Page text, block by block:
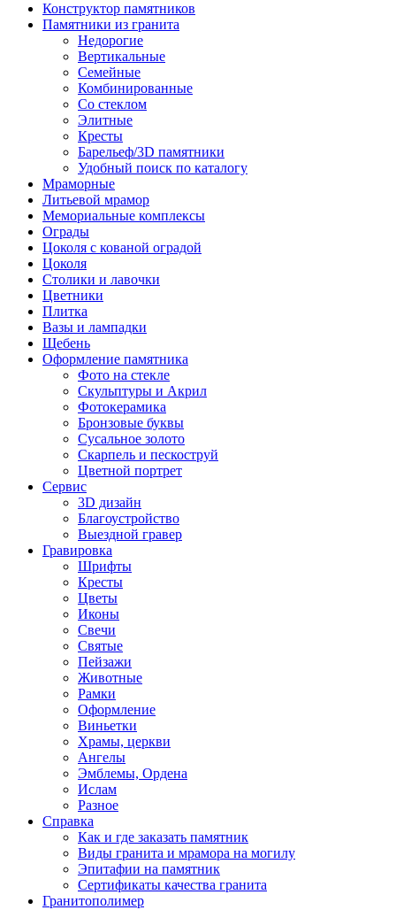
Конструктор памятников
Памятники из гранита
Недорогие
Вертикальные
Семейные
Комбинированные
Со стеклом
Элитные
Кресты
Барельеф/3D памятники
Удобный поиск по каталогу
Мраморные
Литьевой мрамор
Мемориальные комплексы
Ограды
Цоколя с кованой оградой
Цоколя
Столики и лавочки
Цветники
Плитка
Вазы и лампадки
Щебень
Оформление памятника
Фото на стекле
Скульптуры и Акрил
Фотокерамика
Бронзовые буквы
Сусальное золото
Скарпель и пескоструй
Цветной портрет
Сервис
3D дизайн
Благоустройство
Выездной гравер
Гравировка
Шрифты
Кресты
Цветы
Иконы
Свечи
Святые
Пейзажи
Животные
Рамки
Оформление
Виньетки
Храмы, церкви
Ангелы
Эмблемы, Ордена
Ислам
Разное
Справка
Как и где заказать памятник
Виды гранита и мрамора на могилу
Эпитафии на памятник
Сертификаты качества гранита
Гранитополимер